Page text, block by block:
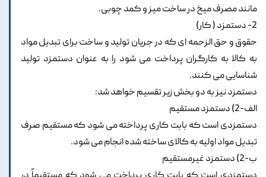
مانند مصرف میخ در ساخت میز و کمد چوبی.
2- دستمزد ( کار)
حقوق و حق الزحمه ای که در جریان تولید و ساخت برای تبدیل مواد
به کالا به کارگران پرداخت می شود را به عنوان دستمزد تولید
شناسایی می کنند.
دستمزد نیز به دو بخش زیر تقسیم خواهد شد:
الف-2) دستمزد مستقیم
دستمزدی است که بابت کاری پرداخته می شود که مستقیم صرف
تبدیل مواد اولیه به کالای ساخته شده انجام می شود.
ب-2) دستمزد غیرمستقیم